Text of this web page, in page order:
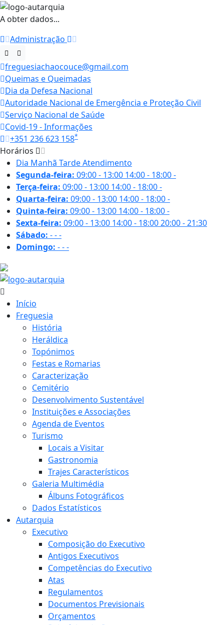
A obter dados...
Administração
freguesiachaocouce@gmail.com
Queimas e Queimadas
Dia da Defesa Nacional
Autoridade Nacional de Emergência e Proteção Civil
Serviço Nacional de Saúde
Covid-19 - Informações
+351 236 623 158*
Horários
Dia Manhã TardeAtendimento
Segunda-feira: 09:00 - 13:00 14:00 - 18:00-
Terça-feira: 09:00 - 13:00 14:00 - 18:00-
Quarta-feira: 09:00 - 13:00 14:00 - 18:00-
Quinta-feira: 09:00 - 13:00 14:00 - 18:00-
Sexta-feira: 09:00 - 13:00 14:00 - 18:0020:00 - 21:30
Sábado: ---
Domingo: ---
Início
Freguesia
História
Heráldica
Topónimos
Festas e Romarias
Caracterização
Cemitério
Desenvolvimento Sustentável
Instituições e Associações
Agenda de Eventos
Turismo
Locais a Visitar
Gastronomia
Trajes Característicos
Galeria Multimédia
Álbuns Fotográficos
Dados Estatísticos
Autarquia
Executivo
Composição do Executivo
Antigos Executivos
Competências do Executivo
Atas
Regulamentos
Documentos Previsionais
Orçamentos